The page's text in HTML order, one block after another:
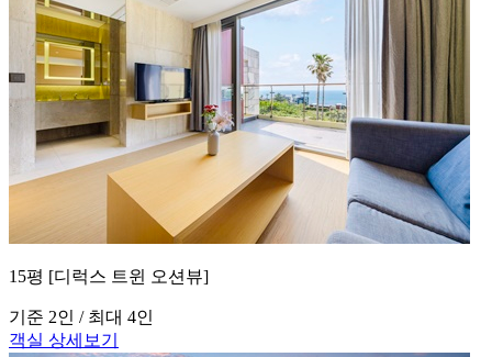
15평 [디럭스 트윈 오션뷰]
기준 2인 / 최대 4인
객실 상세보기